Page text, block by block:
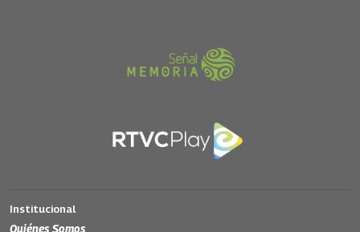
Institucional
Quiénes Somos